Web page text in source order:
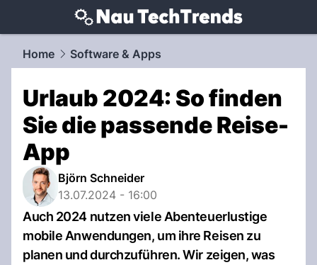
techtrends.NAU.ch
Home Software & Apps
Urlaub 2024: So finden
Sie die passende Reise-
App
Björn Schneider
13.07.2024 - 16:00
Auch 2024 nutzen viele Abenteuerlustige
mobile Anwendungen, um ihre Reisen zu
planen und durchzuführen. Wir zeigen, was